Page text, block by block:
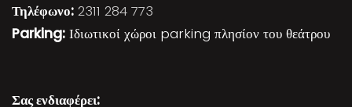
Τηλέφωνο: 2311 284 773
Parking: Ιδιωτικοί χώροι parking πλησίον του θεάτρου
Σας ενδιαφέρει: